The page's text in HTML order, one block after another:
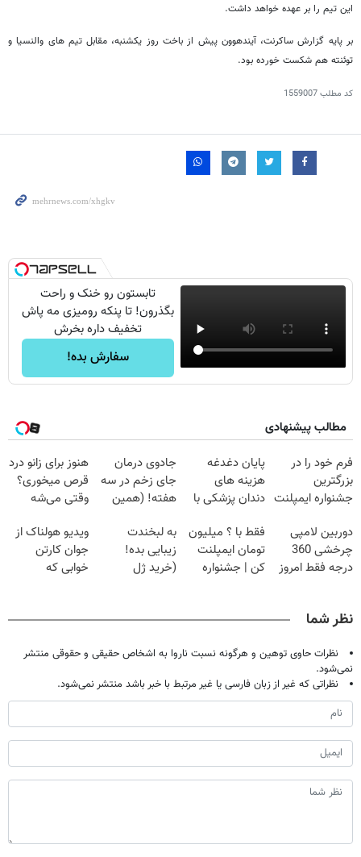
این تیم را بر عهده خواهد داشت.
بر پایه گزارش ساکرنت، آیندهوون پیش از باخت روز یکشنبه، مقابل تیم های والنسیا و
توئنته هم شکست خورده بود.
کد مطلب1559007
تابستون رو خنک و راحت
بگذرون! تا پنکه رومیزی مه پاش
تخفیف داره بخرش
سفارش بده!
مطالب پیشنهادی
فرم خود را در
بزرگترین
جشنواره ایمپلنت
فقط ۲۵ میلیون
پایان دغدغه
هزینه های
دندان پزشکی با
خانگی
جادوی درمان
جای زخم در سه
هفته! (همین
صحبت کنید)
هنوز برای زانو درد
قرص میخوری؟
وقتی می‌شه
درمانش کرد؟؟؟؟
دوربین لامپی
چرخشی 360
درجه فقط امروز
منزل
فقط با ؟ میلیون
تومان ایمپلنت
کن | جشنواره
به لبخندت
زیبایی بده!
(خرید ژل
با40%تخفیف)
ویدیو هولناک از
جوان کارتن
خوابی که
نظر شما
نظرات حاوی توهین و هرگونه نسبت ناروا به اشخاص حقیقی و حقوقی منتشر
نمی‌شود.
نظراتی که غیر از زبان فارسی یا غیر مرتبط با خبر باشد منتشر نمی‌شود.